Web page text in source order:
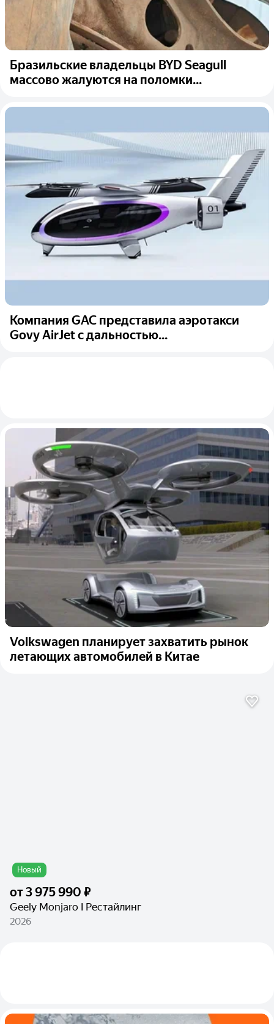
Бразильские владельцы BYD Seagull
массово жалуются на поломки...
Компания GAC представила аэротакси
Govy AirJet с дальностью...
Volkswagen планирует захватить рынок
летающих автомобилей в Китае
Новый
от3 975 990 ₽
Geely Monjaro I Рестайлинг
2026